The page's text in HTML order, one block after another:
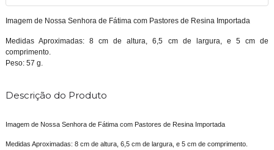
Imagem de Nossa Senhora de Fátima com Pastores de Resina Importada
Medidas Aproximadas: 8 cm de altura, 6,5 cm de largura, e 5 cm de
comprimento.
Peso: 57 g.
Descrição do Produto
Imagem de Nossa Senhora de Fátima com Pastores de Resina Importada
Medidas Aproximadas: 8 cm de altura, 6,5 cm de largura, e 5 cm de comprimento.